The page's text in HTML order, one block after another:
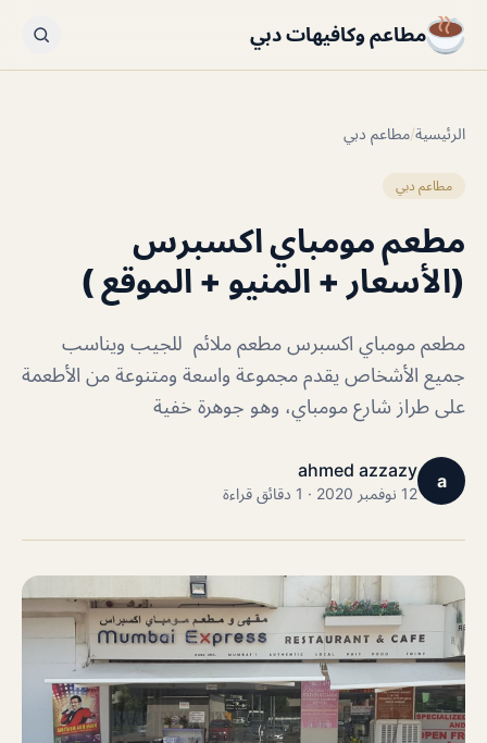
مطاعم وكافيهات دبي
الرئيسية/مطاعم دبي
مطاعم دبي
مطعم مومباي اكسبرس
(الأسعار + المنيو + الموقع )
مطعم مومباي اكسبرس مطعم ملائم للجيب ويناسب
جميع الأشخاص يقدم مجموعة واسعة ومتنوعة من الأطعمة
على طراز شارع مومباي، وهو جوهرة خفية
a
ahmed azzazy
12 نوفمبر 2020 · 1 دقائق قراءة